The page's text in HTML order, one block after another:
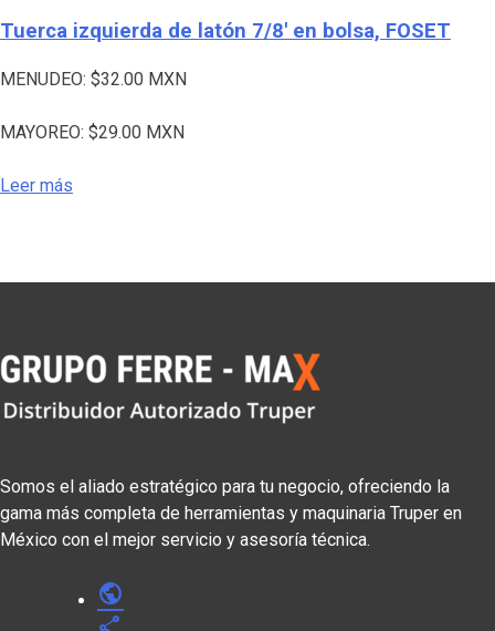
Tuerca izquierda de latón 7/8′ en bolsa, FOSET
MENUDEO: $32.00 MXN
MAYOREO: $29.00 MXN
Leer más
Somos el aliado estratégico para tu negocio, ofreciendo la
gama más completa de herramientas y maquinaria Truper en
México con el mejor servicio y asesoría técnica.
public